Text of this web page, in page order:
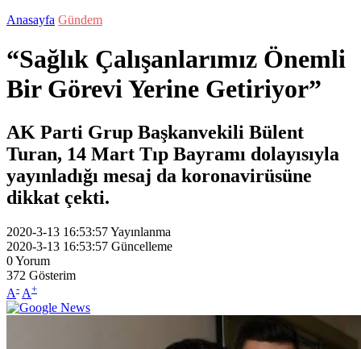
Anasayfa Gündem
“Sağlık Çalışanlarımız Önemli
Bir Görevi Yerine Getiriyor”
AK Parti Grup Başkanvekili Bülent
Turan, 14 Mart Tıp Bayramı dolayısıyla
yayınladığı mesaj da koronavirüsüne
dikkat çekti.
2020-3-13 16:53:57Yayınlanma
2020-3-13 16:53:57 Güncelleme
0Yorum
372 Gösterim
A- A+